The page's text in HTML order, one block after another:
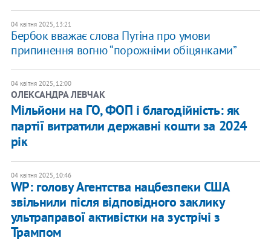
04 квітня 2025, 13:21
Бербок вважає слова Путіна про умови
припинення вогню “порожніми обіцянками”
04 квітня 2025, 12:00
ОЛЕКСАНДРА ЛЕВЧАК
Мільйони на ГО, ФОП і благодійність: як
партії витратили державні кошти за 2024
рік
04 квітня 2025, 10:46
WP: голову Агентства нацбезпеки США
звільнили після відповідного заклику
ультраправої активістки на зустрічі з
Трампом